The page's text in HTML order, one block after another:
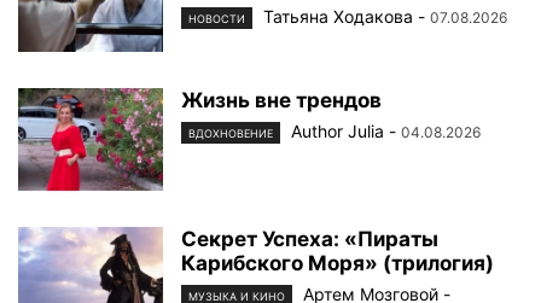
НОВОСТИ Татьяна Ходакова - 07.08.2026
Жизнь вне трендов
ВДОХНОВЕНИЕ Author Julia - 04.08.2026
Секрет Успеха: «Пираты
Карибского Моря» (трилогия)
МУЗЫКА И КИНО Артем Мозговой -